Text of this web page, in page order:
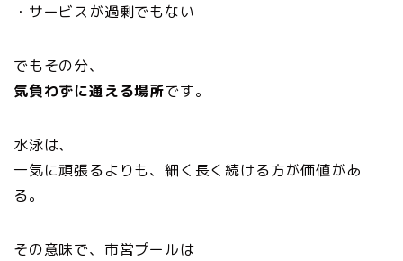
・サービスが過剰でもない
でもその分、
気負わずに通える場所です。
水泳は、
一気に頑張るよりも、細く長く続ける方が価値があ
る。
その意味で、市営プールは